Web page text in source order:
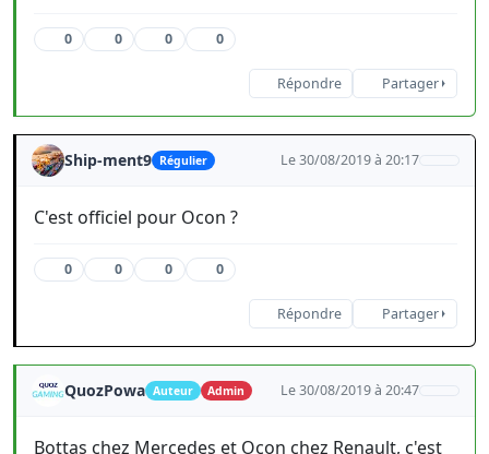
0 0 0 0
Répondre Partager
Ship-ment9 Régulier Le 30/08/2019 à 20:17
C'est officiel pour Ocon ?
0 0 0 0
Répondre Partager
QuozPowa Auteur Admin Le 30/08/2019 à 20:47
Bottas chez Mercedes et Ocon chez Renault, c'est